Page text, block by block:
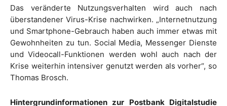
Das veränderte Nutzungsverhalten wird auch nach
überstandener Virus-Krise nachwirken. „Internetnutzung
und Smartphone-Gebrauch haben auch immer etwas mit
Gewohnheiten zu tun. Social Media, Messenger Dienste
und Videocall-Funktionen werden wohl auch nach der
Krise weiterhin intensiver genutzt werden als vorher“, so
Thomas Brosch.
Hintergrundinformationen zur Postbank Digitalstudie